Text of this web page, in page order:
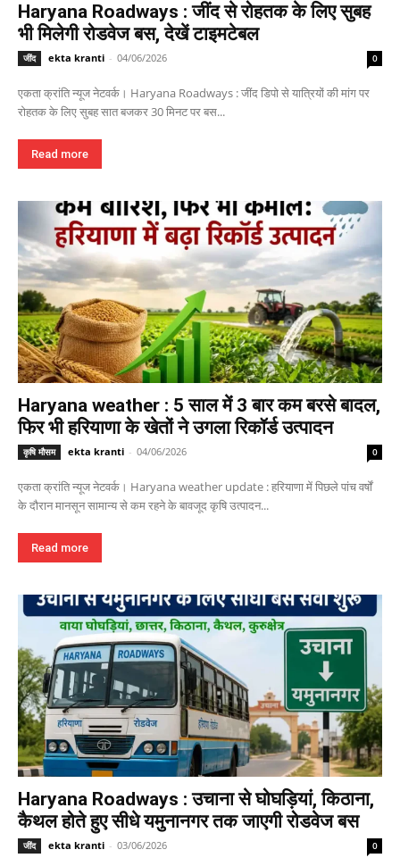
Haryana Roadways : जींद से रोहतक के लिए सुबह
भी मिलेगी रोडवेज बस, देखें टाइमटेबल
जींद ekta kranti - 04/06/2026 0
एकता क्रांति न्यूज नेटवर्क। Haryana Roadways : जींद डिपो से यात्रियों की मांग पर
रोहतक के लिए सुबह सात बजकर 30 मिनट पर बस...
Read more
Haryana weather : 5 साल में 3 बार कम बरसे बादल,
फिर भी हरियाणा के खेतों ने उगला रिकॉर्ड उत्पादन
कृषि मौसम ekta kranti - 04/06/2026 0
एकता क्रांति न्यूज नेटवर्क। Haryana weather update : हरियाणा में पिछले पांच वर्षों
के दौरान मानसून सामान्य से कम रहने के बावजूद कृषि उत्पादन...
Read more
Haryana Roadways : उचाना से घोघड़ियां, किठाना,
कैथल होते हुए सीधे यमुनानगर तक जाएगी रोडवेज बस
जींद ekta kranti - 03/06/2026 0